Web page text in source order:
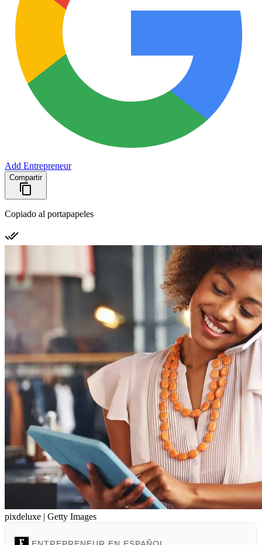
Add Entrepreneur
Compartir
Copiado al portapapeles
pixdeluxe | Getty Images